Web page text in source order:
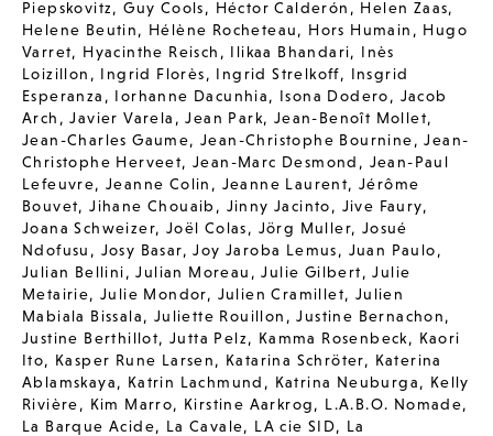
Piepskovitz,Guy Cools, Héctor Calderón , Helen Zaas,
Helene Beutin, Hélène Rocheteau, Hors Humain , Hugo
Varret, Hyacinthe Reisch , Ilikaa Bhandari, Inès
Loizillon , Ingrid Florès, Ingrid Strelkoff, Insgrid
Esperanza , Iorhanne Dacunhia, Isona Dodero, Jacob
Arch ,Javier Varela ,Jean Park, Jean-Benoît Mollet,
Jean-Charles Gaume,Jean-Christophe Bournine,Jean-
Christophe Herveet,Jean-Marc Desmond , Jean-Paul
Lefeuvre,Jeanne Colin , Jeanne Laurent,Jérôme
Bouvet,Jihane Chouaib , Jinny Jacinto, Jive Faury,
Joana Schweizer, Joël Colas, Jörg Muller, Josué
Ndofusu , Josy Basar,Joy Jaroba Lemus, Juan Paulo,
Julian Bellini,Julian Moreau ,Julie Gilbert,Julie
Metairie,Julie Mondor, Julien Cramillet, Julien
Mabiala Bissala, Juliette Rouillon ,Justine Bernachon,
Justine Berthillot,Jutta Pelz, Kamma Rosenbeck, Kaori
Ito, Kasper Rune Larsen, Katarina Schröter, Katerina
Ablamskaya, Katrin Lachmund , Katrina Neuburga, Kelly
Rivière, Kim Marro, Kirstine Aarkrog, L.A.B.O. Nomade,
La Barque Acide, La Cavale, LA cie SID, La